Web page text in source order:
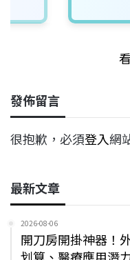
發佈留言
很抱歉，必須登入網
最新文章
2026-08-06
開刀房開掛神器！
划算、醫療應用潛